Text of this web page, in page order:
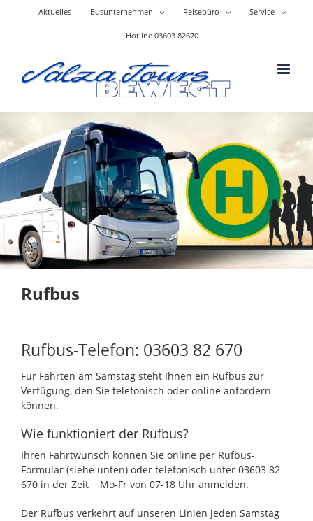
Aktuelles Busunternehmen Reisebüro Service
Hotline 03603 82670
Rufbus
Rufbus-Telefon: 03603 82 670
Für Fahrten am Samstag steht Ihnen ein Rufbus zur
Verfügung, den Sie telefonisch oder online anfordern
können.
Wie funktioniert der Rufbus?
Ihren Fahrtwunsch können Sie online per Rufbus-
Formular (siehe unten) oder telefonisch unter 03603 82-
670 in der Zeit Mo-Fr von 07-18 Uhr anmelden.
Der Rufbus verkehrt auf unseren Linien jeden Samstag